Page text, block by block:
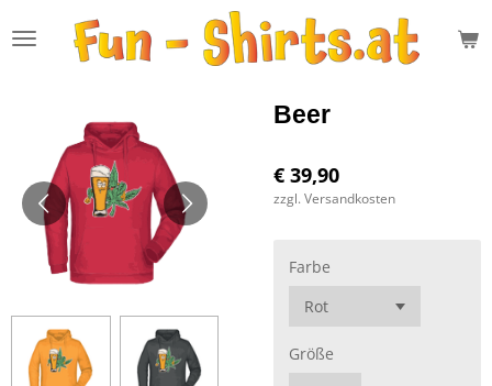
Hauptinhalt
Beer
€ 39,90
zzgl. Versandkosten
Farbe
Größe